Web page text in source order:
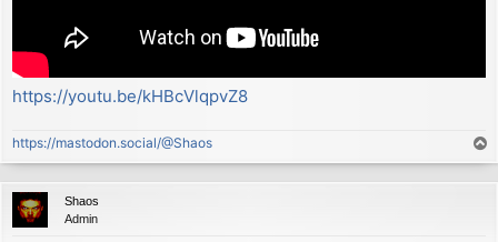
https://youtu.be/kHBcVlqpvZ8
https://mastodon.social/@Shaos
o
p
Shaos
Admin